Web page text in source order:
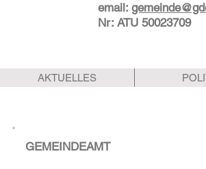
email:
Nr: ATU 50023709
AKTUELLES
GEMEINDEAMT